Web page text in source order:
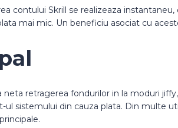
contului Skrill se realizeaza
mai mic. Un beneficiu asociat cu
neta retragerea fondurilor in la moduri
ul sistemului din cauza plata. Din multe